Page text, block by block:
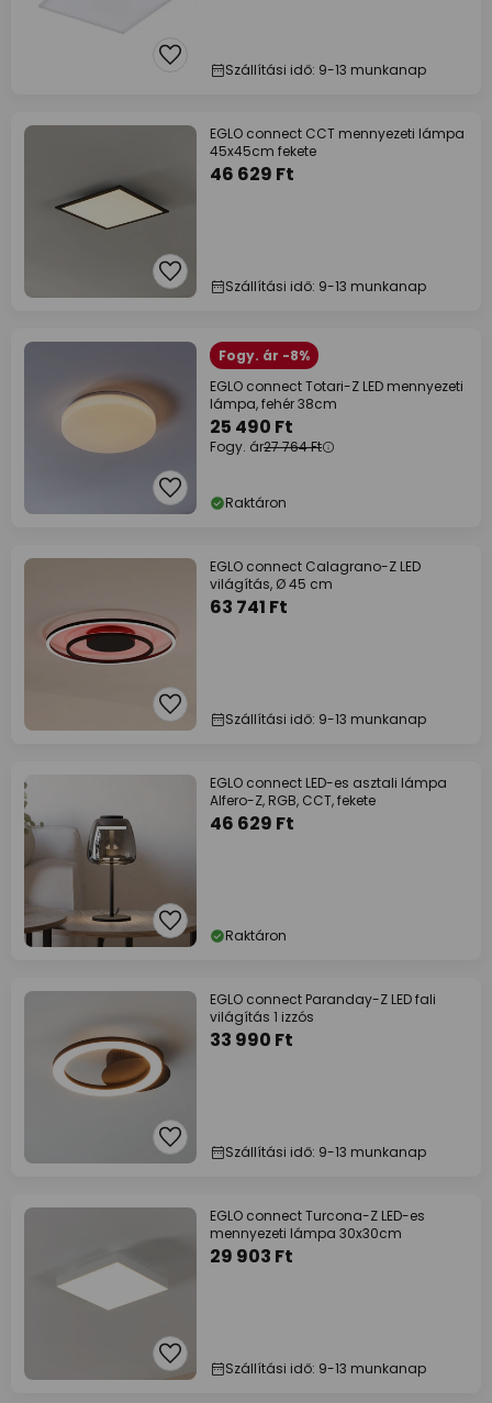
Szállítási idő: 9-13 munkanap
EGLO connect CCT mennyezeti lámpa
45x45cm fekete
46 629 Ft
Szállítási idő: 9-13 munkanap
Fogy. ár -8%
EGLO connect Totari-Z LED mennyezeti
lámpa, fehér 38cm
25 490 Ft
Fogy. ár27 764 Ft
Raktáron
EGLO connect Calagrano-Z LED
világítás, Ø 45 cm
63 741 Ft
Szállítási idő: 9-13 munkanap
EGLO connect LED-es asztali lámpa
Alfero-Z, RGB, CCT, fekete
46 629 Ft
Raktáron
EGLO connect Paranday-Z LED fali
világítás 1 izzós
33 990 Ft
Szállítási idő: 9-13 munkanap
EGLO connect Turcona-Z LED-es
mennyezeti lámpa 30x30cm
29 903 Ft
Szállítási idő: 9-13 munkanap